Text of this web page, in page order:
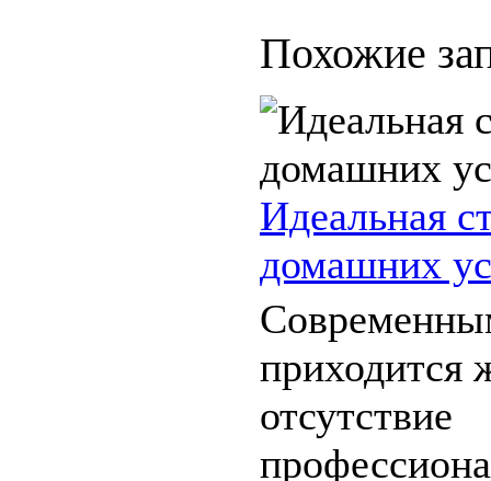
Похожие
Идеальная
домашних
приходится
отсутствие